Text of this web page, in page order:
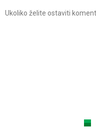
Ukoliko želite ostaviti